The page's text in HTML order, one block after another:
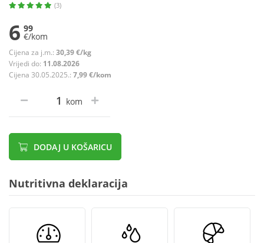
(3)
6 99
€/kom
Cijena za j.m.: 30,39 €/kg
Vrijedi do: 11.08.2026
Cijena 30.05.2025.: 7,99 €/kom
kom
DODAJ U KOŠARICU
Nutritivna deklaracija